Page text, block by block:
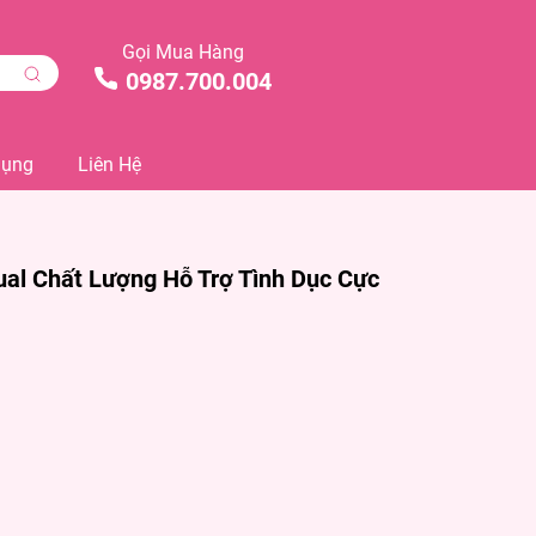
Gọi Mua Hàng
0987.700.004
Liên Hệ
Chất Lượng Hỗ Trợ Tình Dục Cực